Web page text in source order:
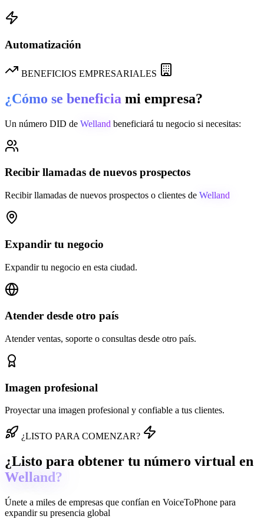
Automatización
BENEFICIOS EMPRESARIALES
¿Cómo se beneficia mi empresa?
Un número DID de Welland beneficiará tu negocio si necesitas:
Recibir llamadas de nuevos prospectos
Recibir llamadas de nuevos prospectos o clientes de Welland
Expandir tu negocio
Expandir tu negocio en esta ciudad.
Atender desde otro país
Atender ventas, soporte o consultas desde otro país.
Imagen profesional
Proyectar una imagen profesional y confiable a tus clientes.
¿LISTO PARA COMENZAR?
¿Listo para obtener tu número virtual en
Welland?
Únete a miles de empresas que confían en VoiceToPhone para
expandir su presencia global